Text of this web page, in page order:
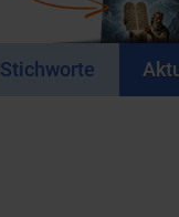
Stichworte